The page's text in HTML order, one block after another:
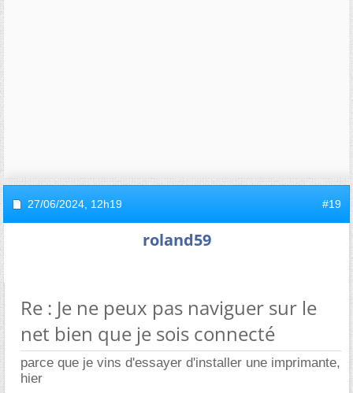
27/06/2024, 12h19 #19
roland59
Re : Je ne peux pas naviguer sur le
net bien que je sois connecté
parce que je vins d'essayer d'installer une imprimante,
hier